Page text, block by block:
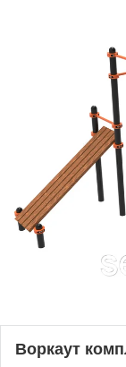
Воркаут